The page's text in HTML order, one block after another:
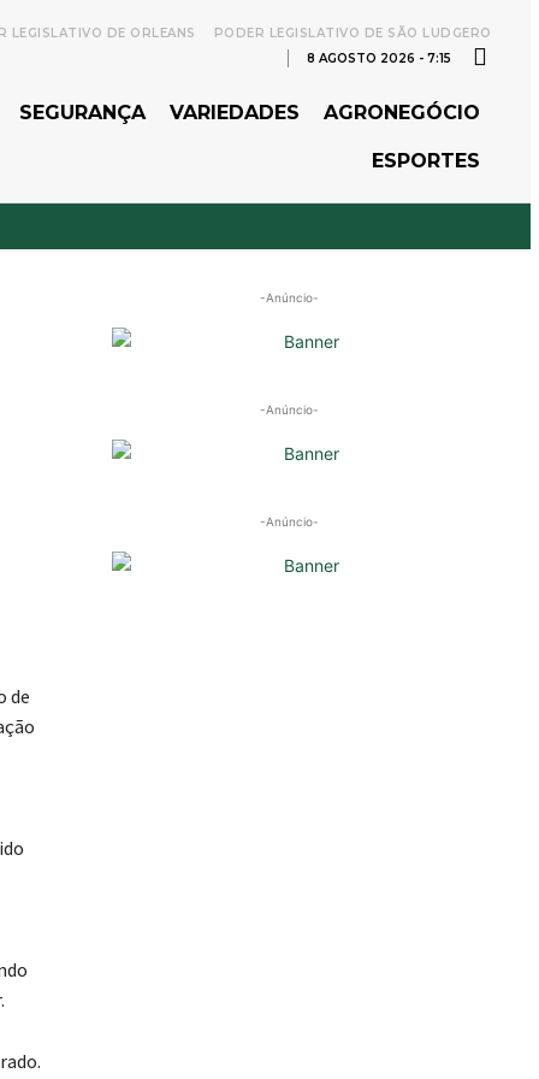
LEGISLATIVO DE ORLEANS
PODER LEGISLATIVO DE SÃO LUDGERO
8 AGOSTO 2026 - 7:15
SEGURANÇA VARIEDADES AGRONEGÓCIO
ESPORTES
de
-Anúncio-
-Anúncio-
-Anúncio-